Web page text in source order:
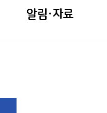
알림·자료